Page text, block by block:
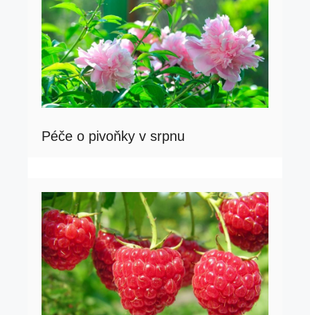
Péče o pivoňky v srpnu